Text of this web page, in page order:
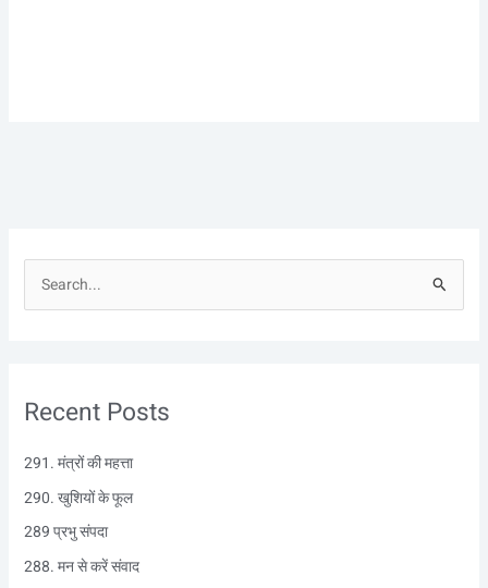
e
c
f
o
r
:
Recent Posts
291. मंत्रों की महत्ता
290. खुशियों के फूल
289 प्रभु संपदा
288. मन से करें संवाद